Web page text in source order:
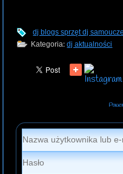
dj blogssprzęt dj
Kategoria:dj aktualności